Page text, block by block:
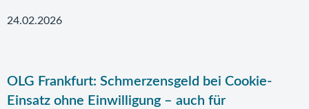
24.02.2026
OLG Frankfurt: Schmerzensgeld bei Cookie-
Einsatz ohne Einwilligung – auch für